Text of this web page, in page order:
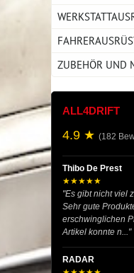
ZUBEHÖR UND
ALL4DRIFT
4.9 ★ (182
Thibo De Prest
★★★★★
"Es gibt nicht viel
Sehr gute
erschwinglichen
Artikel konnte n..."
RADAR